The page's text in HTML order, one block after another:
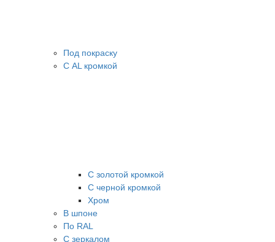
Под покраску
С AL кромкой
С золотой кромкой
С черной кромкой
Хром
В шпоне
По RAL
С зеркалом